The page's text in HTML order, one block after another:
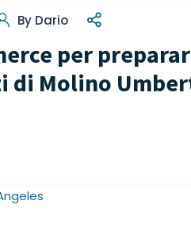
By Dario
per
di Molino